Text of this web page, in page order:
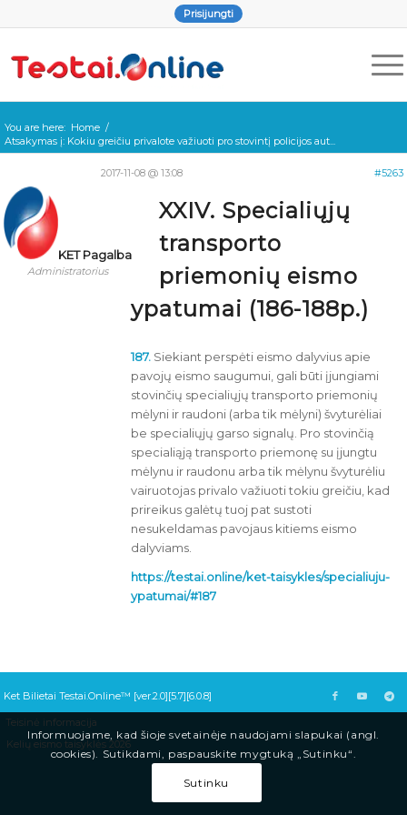
Prisijungti
You are here: Home /
Atsakymas į: Kokiu greičiu privalote važiuoti pro stovintį policijos aut...
2017-11-08 @ 13:08 #5263
KET Pagalba
Administratorius
XXIV. Specialiųjų
transporto
priemonių eismo
ypatumai (186-188p.)
187. Siekiant perspėti eismo dalyvius apie
pavojų eismo saugumui, gali būti įjungiami
stovinčių specialiųjų transporto priemonių
mėlyni ir raudoni (arba tik mėlyni) švyturėliai
be specialiųjų garso signalų. Pro stovinčią
specialiąją transporto priemonę su įjungtu
mėlynu ir raudonu arba tik mėlynu švyturėliu
vairuotojas privalo važiuoti tokiu greičiu, kad
prireikus galėtų tuoj pat sustoti
nesukeldamas pavojaus kitiems eismo
dalyviams.
https://testai.online/ket-taisykles/specialiuju-
ypatumai/#187
Ket Bilietai Testai.Online™ [ver.2.0][5.7][6.0.8]
Teisinė informacija
Kelių eismo taisyklės 2026
Informuojame, kad šioje svetainėje naudojami slapukai (angl.
cookies). Sutikdami, paspauskite mygtuką „Sutinku“.
Sutinku